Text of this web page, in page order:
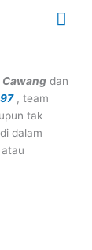
dan
, team
tak
dalam